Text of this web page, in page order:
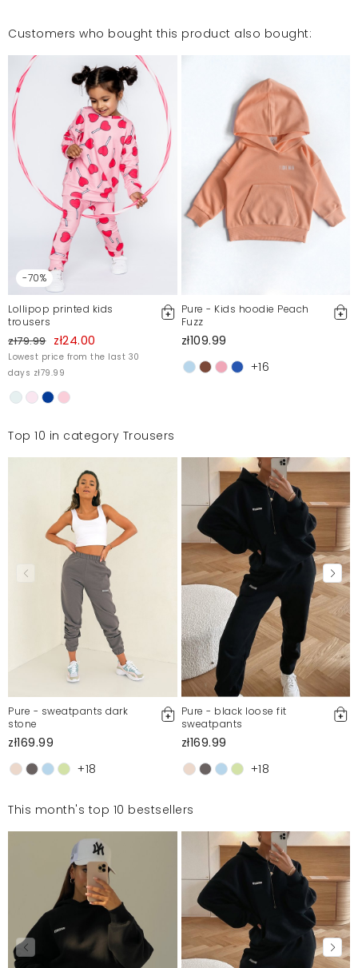
Customers who bought this product also bought:
-70%
Lollipop printed kids
trousers
zł79.99 zł24.00
Lowest price from the last 30
days zł79.99
Pure - Kids hoodie Peach
Fuzz
zł109.99
+16
Top 10 in category Trousers
Pure - sweatpants dark
stone
zł169.99
+18
Pure - black loose fit
sweatpants
zł169.99
+18
This month's top 10 bestsellers